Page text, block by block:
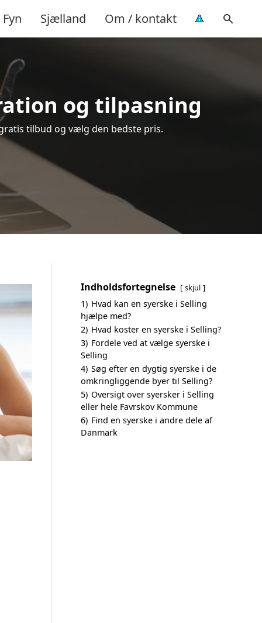
Fyn Sjælland Om / kontakt
og tilpasning
tilbud og vælg den bedste pris.
Indholdsfortegnelse skjul
1) Hvad kan en syerske i Selling
hjælpe med?
2) Hvad koster en syerske i Selling?
3) Fordele ved at vælge syerske i
Selling
4) Søg efter en dygtig syerske i de
omkringliggende byer til Selling?
5) Oversigt over syersker i Selling
eller hele Favrskov Kommune
6) Find en syerske i andre dele af
Danmark